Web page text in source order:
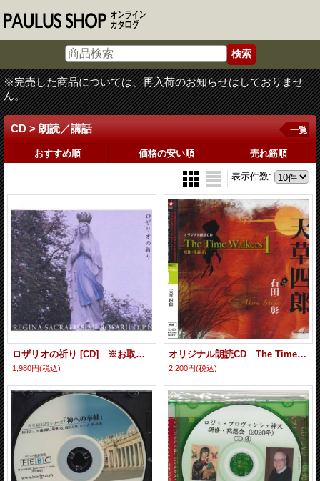
※完売した商品については、再入荷のお知らせはしておりませ
ん。
CD > 朗読／講話 一覧
おすすめ順 価格の安い順 売れ筋順
表示件数:
ロザリオの祈り [CD] ※お取り寄せ品
1,980円(税込)
オリジナル朗読CD The Time Walkers 1 天草四郎 ［CD］
2,200円(税込)